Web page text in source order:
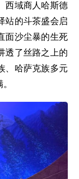
西域商人哈斯德
站的斗茶盛会启
面沙尘暴的生死
透了丝路之上的
、哈萨克族多元